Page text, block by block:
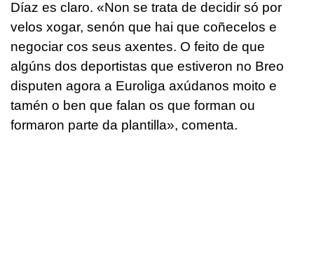
Díaz es claro. «Non se trata de decidir só por
velos xogar, senón que hai que coñecelos e
negociar cos seus axentes. O feito de que
algúns dos deportistas que estiveron no Breo
disputen agora a Euroliga axúdanos moito e
tamén o ben que falan os que forman ou
formaron parte da plantilla», comenta.